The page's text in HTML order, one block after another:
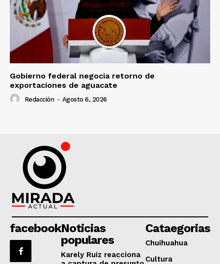
Gobierno federal negocia retorno de
exportaciones de aguacate
Redacción - Agosto 6, 2026
facebookNoticias
populares
Karely Ruiz reacciona
Cataegorias
Chuihuahua
Cultura